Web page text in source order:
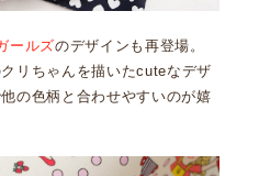
ールズのデザインも再登場。
リちゃんを描いたcuteなデザ
の色柄と合わせやすいのが嬉